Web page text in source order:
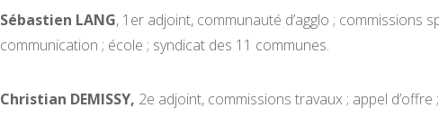
Sébastien LANG, 1er adjoint, communauté d’agglo ; commissions
communication ; école ; syndicat des 11 communes.
Christian DEMISSY, 2e adjoint, commissions travaux ; appel d’offre